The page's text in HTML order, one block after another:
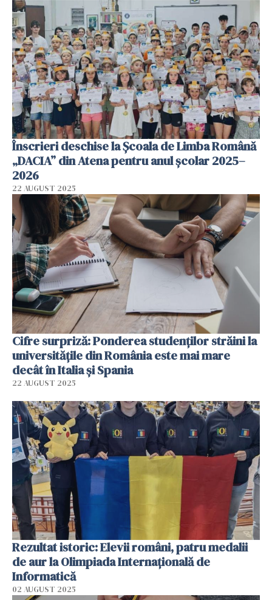
Înscrieri deschise la Școala de Limba Română
„DACIA” din Atena pentru anul școlar 2025–
2026
22 AUGUST 2025
Cifre surpriză: Ponderea studenţilor străini la
universităţile din România este mai mare
decât în Italia şi Spania
22 AUGUST 2025
Rezultat istoric: Elevii români, patru medalii
de aur la Olimpiada Internaţională de
Informatică
02 AUGUST 2025